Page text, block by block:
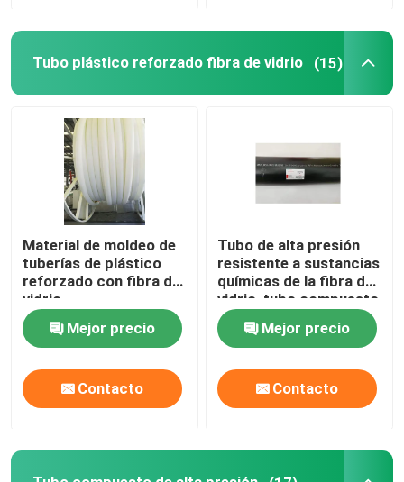
VR Show
Sobre nosotros
Visita a la fábrica
Control de Calidad
Contacto
Tubos termoplásticos reforzados
Tubo plástico reforzado fibra de vidrio (15)
Material de moldeo de
tuberías de plástico
reforzado con fibra de
vidrio
Mejor precio
Contacto
Tubo de alta presión
resistente a sustancias
químicas de la fibra de
vidrio, tubo compuesto
459m m de la fibra de
vidrio Mejor precio
Contacto